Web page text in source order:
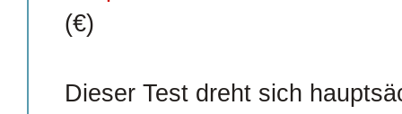
(€)
Dieser Test dreht sich